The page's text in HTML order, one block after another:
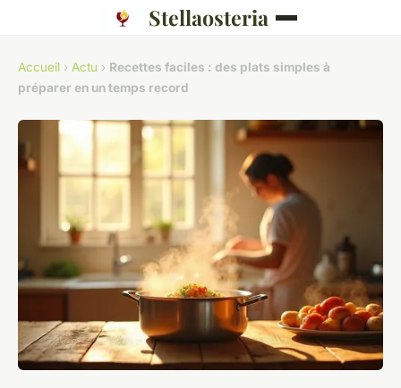
Stellaosteria
Accueil › Actu › Recettes faciles : des plats simples à
préparer en un temps record